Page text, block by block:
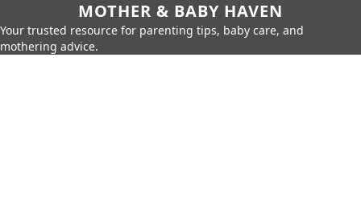
MOTHER & BABY HAVEN
Your trusted resource for parenting tips, baby care, and
mothering advice.